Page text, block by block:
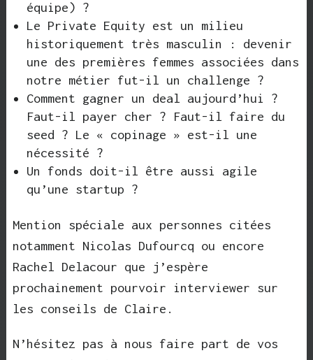
équipe) ?
Le Private Equity est un milieu
historiquement très masculin : devenir
une des premières femmes associées dans
notre métier fut-il un challenge ?
Comment gagner un deal aujourd’hui ?
Faut-il payer cher ? Faut-il faire du
seed ? Le « copinage » est-il une
nécessité ?
Un fonds doit-il être aussi agile
qu’une startup ?
Mention spéciale aux personnes citées
notamment Nicolas Dufourcq ou encore
Rachel Delacour que j’espère
prochainement pourvoir interviewer sur
les conseils de Claire.
N’hésitez pas à nous faire part de vos